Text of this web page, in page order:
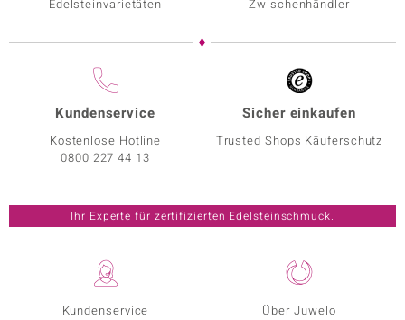
Kundenservice
Über Juwelo
Edelsteinvarietäten
Zwischenhändler
Kundenservice
Kostenlose Hotline
0800 227 44 13
Sicher einkaufen
Trusted Shops Käuferschutz
Ihr Experte für zertifizierten Edelsteinschmuck.